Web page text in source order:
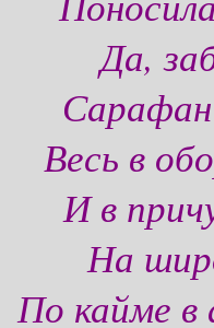
Да,
Весь в
И в
На
По кайме в